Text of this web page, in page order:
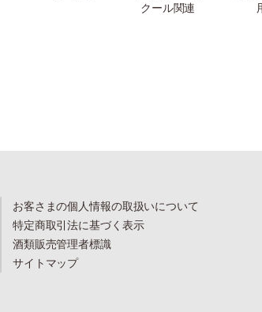
クール関連
お客さまの個人情報の取扱いについて
特定商取引法に基づく表示
酒類販売管理者標識
サイトマップ